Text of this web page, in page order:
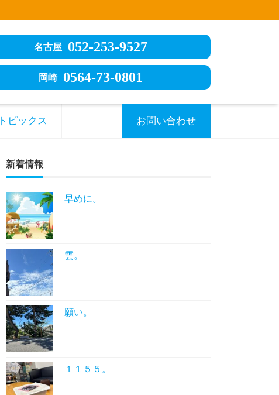
名古屋 052-253-9527
岡崎 0564-73-0801
ピックス お問い合わせ
新着情報
早めに。
雲。
願い。
１１５５。